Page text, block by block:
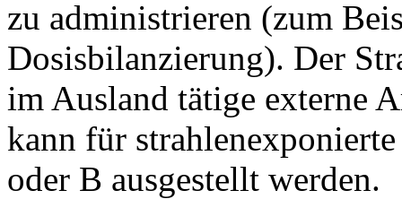
zu administrieren (zum
Dosisbilanzierung). Der
im Ausland tätige externe
kann für
oder B ausgestellt werden.